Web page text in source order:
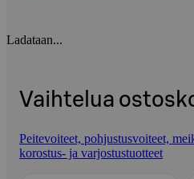
Ladataan...
Vaihtelua
Peitevoiteet, pohjustusvoiteet,
korostus- ja varjostustuotteet